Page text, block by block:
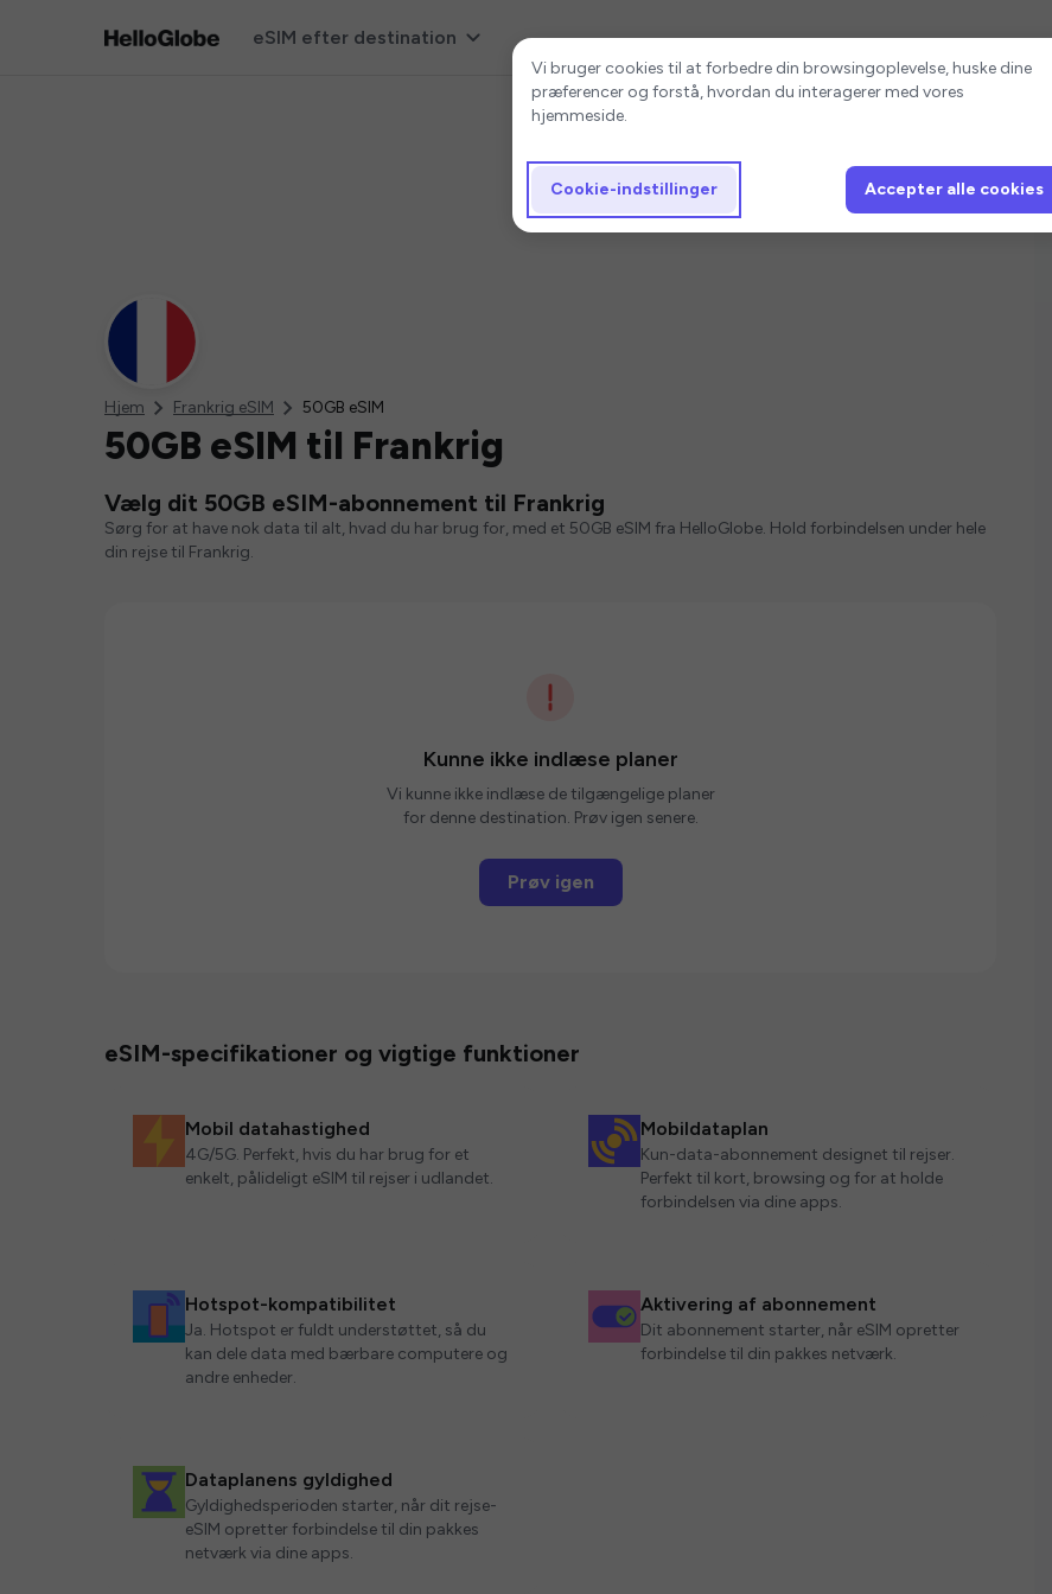
eSIM efter destination
Hjem Frankrig eSIM 50GB eSIM
50GB eSIM til Frankrig
Vælg dit 50GB eSIM-abonnement til Frankrig
Sørg for at have nok data til alt, hvad du har brug for, med et 50GB eSIM fra HelloGlobe. Hold forbindelsen under hele
din rejse til Frankrig.
Kunne ikke indlæse planer
Vi kunne ikke indlæse de tilgængelige planer
for denne destination. Prøv igen senere.
Prøv igen
eSIM-specifikationer og vigtige funktioner
Mobil datahastighed
4G/5G. Perfekt, hvis du har brug for et
enkelt, pålideligt eSIM til rejser i udlandet.
Mobildataplan
Kun-data-abonnement designet til rejser.
Perfekt til kort, browsing og for at holde
forbindelsen via dine apps.
Hotspot-kompatibilitet
Ja. Hotspot er fuldt understøttet, så du
kan dele data med bærbare computere og
andre enheder.
Aktivering af abonnement
Dit abonnement starter, når eSIM opretter
forbindelse til din pakkes netværk.
Dataplanens gyldighed
Gyldighedsperioden starter, når dit rejse-
eSIM opretter forbindelse til din pakkes
netværk via dine apps.
Cookie-indstillinger
Vi bruger cookies til at forbedre din browsingoplevelse, huske dine
præferencer og forstå, hvordan du interagerer med vores
hjemmeside.
Cookie-indstillinger Accepter alle cookies